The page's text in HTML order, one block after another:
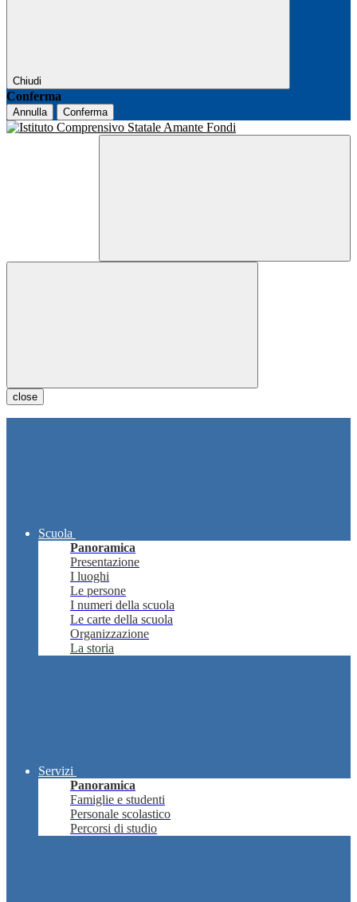
Chiudi
Conferma
Annulla Conferma
close
Scuola
Panoramica
Presentazione
I luoghi
Le persone
I numeri della scuola
Le carte della scuola
Organizzazione
La storia
Servizi
Panoramica
Famiglie e studenti
Personale scolastico
Percorsi di studio